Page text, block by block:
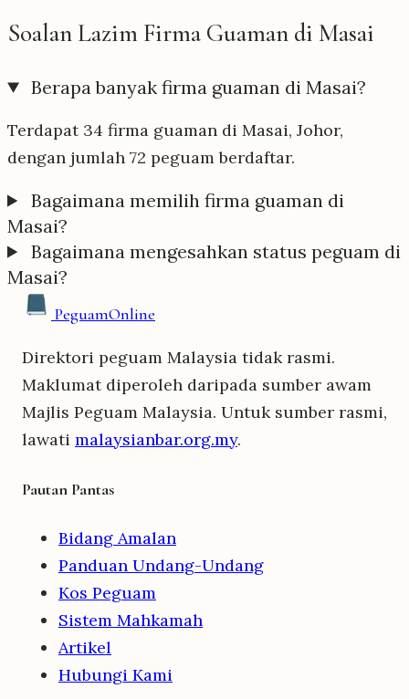
Soalan Lazim Firma Guaman di Masai
Berapa banyak firma guaman di Masai?
Terdapat 34 firma guaman di Masai, Johor,
dengan jumlah 72 peguam berdaftar.
Bagaimana memilih firma guaman di
Masai?
Bagaimana mengesahkan status peguam di
Masai?
PeguamOnline
Direktori peguam Malaysia tidak rasmi.
Maklumat diperoleh daripada sumber awam
Majlis Peguam Malaysia. Untuk sumber rasmi,
lawati malaysianbar.org.my.
Pautan Pantas
Bidang Amalan
Panduan Undang-Undang
Kos Peguam
Sistem Mahkamah
Artikel
Hubungi Kami